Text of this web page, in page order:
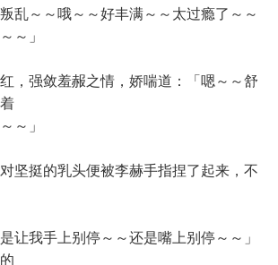
乱～～哦～～好丰满～～太过瘾了～～
～」
强敛羞赧之情，娇喘道：「嗯～～舒
～」
挺的乳头便被李赫手指捏了起来，不
我手上别停～～还是嘴上别停～～」